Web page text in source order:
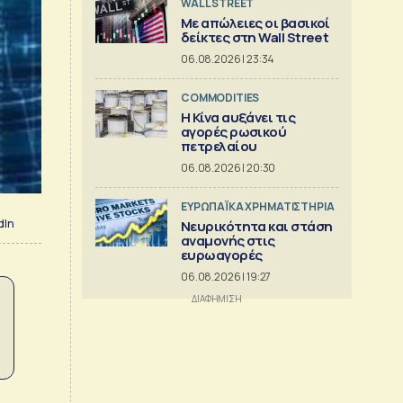
WALL STREET
Με απώλειες οι βασικοί
δείκτες στη Wall Street
06.08.2026 | 23:34
COMMODITIES
Η Κίνα αυξάνει τις
αγορές ρωσικού
πετρελαίου
06.08.2026 | 20:30
ΕΥΡΩΠΑΪΚΑ ΧΡΗΜΑΤΙΣΤΗΡΙΑ
Νευρικότητα και στάση
αναμονής στις
ευρωαγορές
06.08.2026 | 19:27